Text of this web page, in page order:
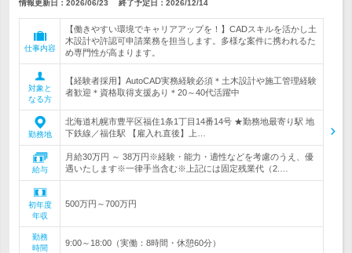
情報更新日：2026/06/23 終了予定日： 2026/12/14
仕事内容
【働きやすい環境でキャリアアップを！】CADスキルを活かし土
木設計や許認可申請業務を担当します。多様な案件に携われるた
め専門性が高まります。
対象と
なる方
【経験者採用】AutoCAD実務経験必須＊土木設計や施工管理経験
者歓迎＊資格取得支援あり＊20～40代活躍中
勤務地
北海道札幌市豊平区福住1条1丁目14番14号 ★勤務地最寄り駅 地
下鉄線／福住駅 【雇入れ直後】上…
給与
月給30万円 ～ 38万円※経験・能力・適性などを考慮のうえ、優
遇いたします※一律手当含む※上記には固定残業代（2.…
初年度
年収
500万円～700万円
勤務
時間
9:00～18:00（実働：8時間・休憩60分）